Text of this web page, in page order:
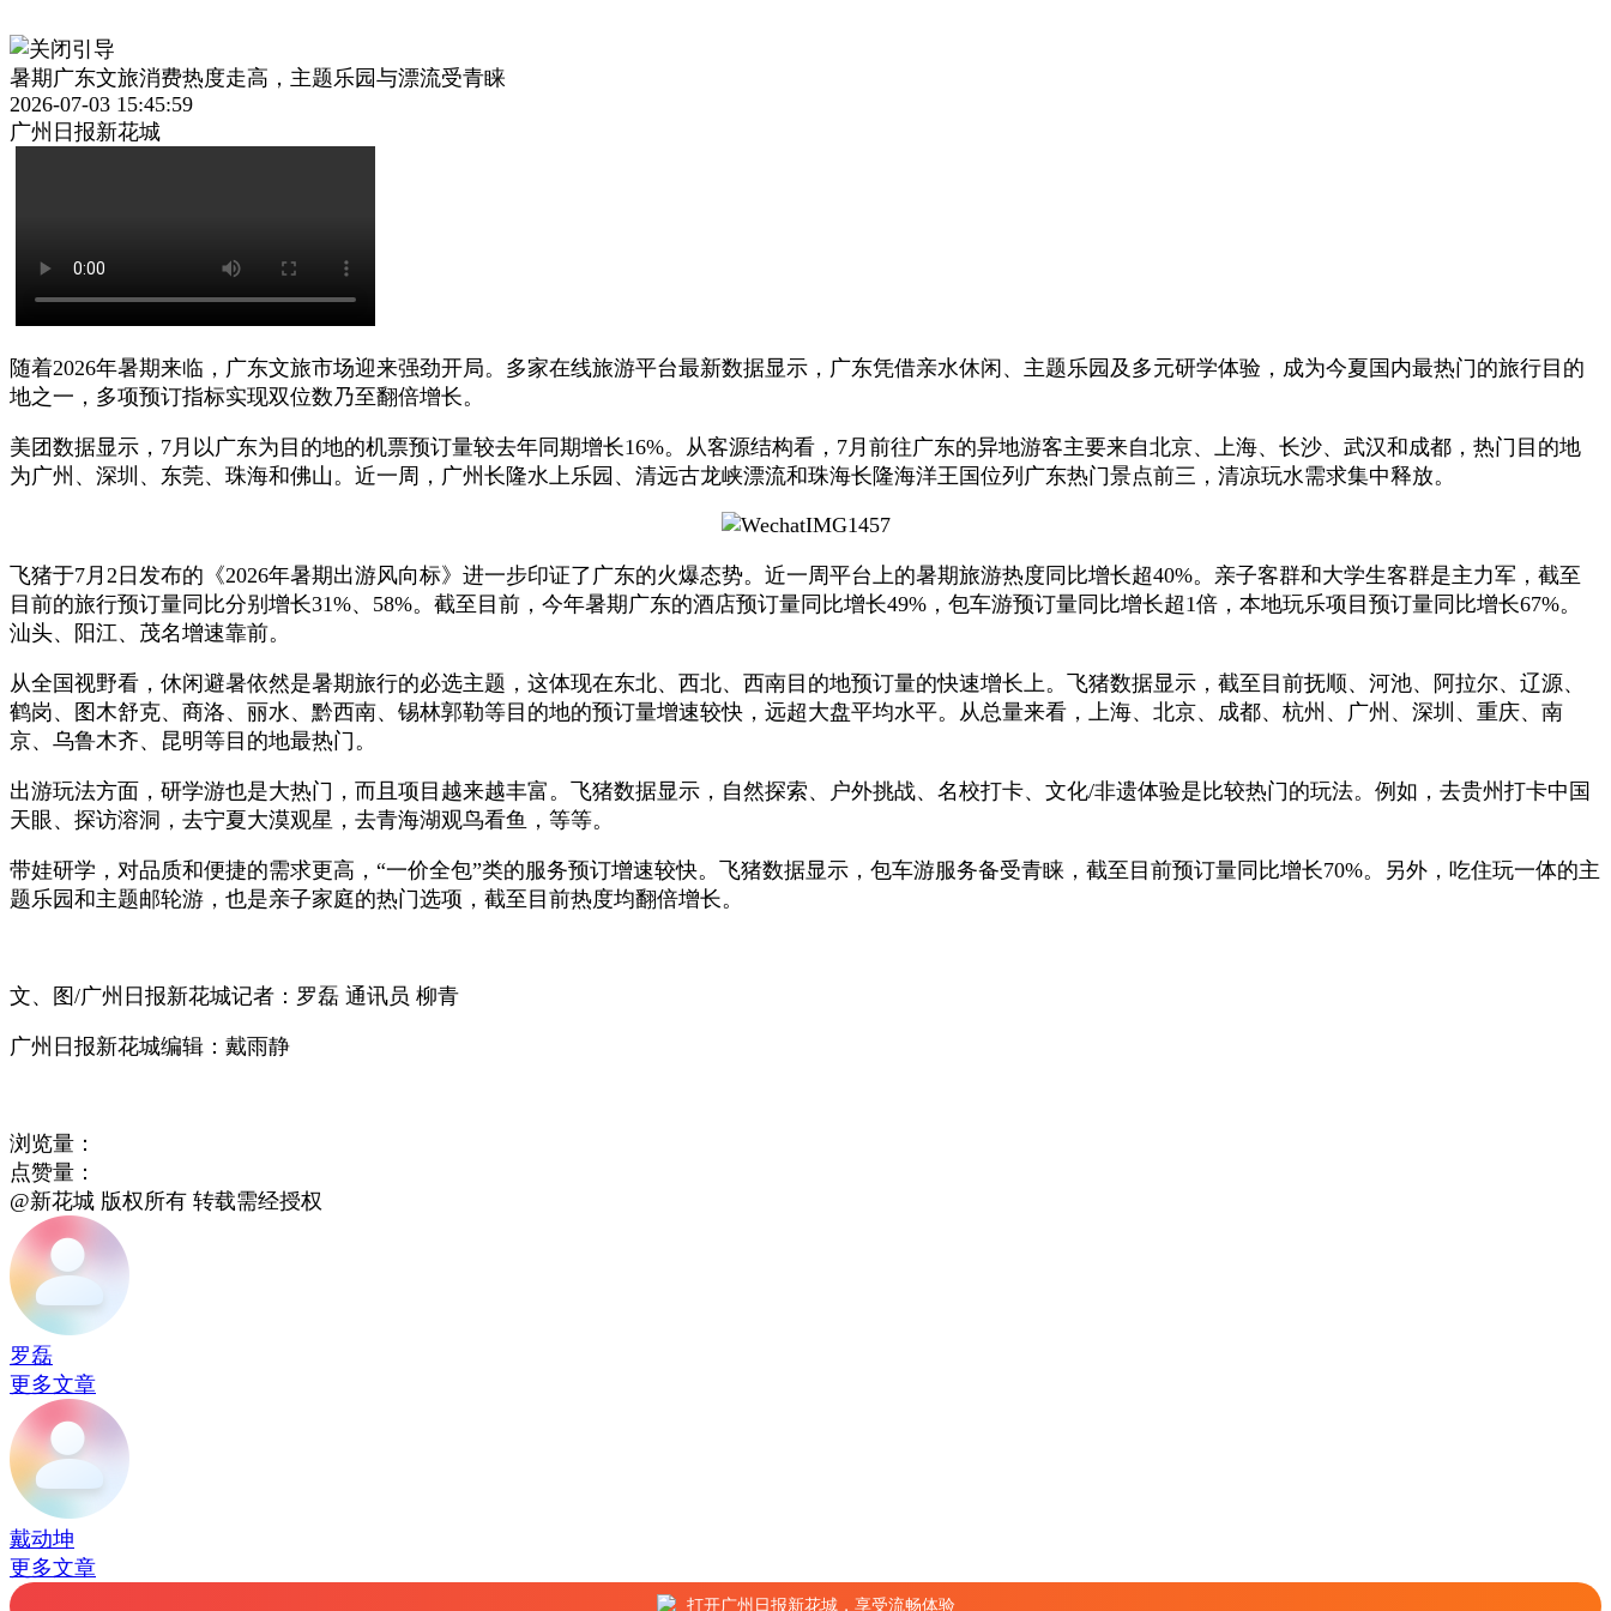
暑期广东文旅消费热度走高，主题乐园与漂流受青睐
2026-07-03 15:45:59
广州日报新花城
随着2026年暑期来临，广东文旅市场迎来强劲开局。多家在线旅游平台最新数据显示，广东凭借亲水休闲、主题乐园及多元研学体验，成为今夏国内最热门的旅行目的
地之一，多项预订指标实现双位数乃至翻倍增长。
美团数据显示，7月以广东为目的地的机票预订量较去年同期增长16%。从客源结构看，7月前往广东的异地游客主要来自北京、上海、长沙、武汉和成都，热门目的地
为广州、深圳、东莞、珠海和佛山。近一周，广州长隆水上乐园、清远古龙峡漂流和珠海长隆海洋王国位列广东热门景点前三，清凉玩水需求集中释放。
飞猪于7月2日发布的《2026年暑期出游风向标》进一步印证了广东的火爆态势。近一周平台上的暑期旅游热度同比增长超40%。亲子客群和大学生客群是主力军，截至
目前的旅行预订量同比分别 增长31%、58%。截至目前，今年暑期广东的酒店预订量同比增长49%，包车游预订量同比增长超1倍，本地玩乐项目预订量同比增长67%。
汕头、阳江、茂名增速靠前。
从全国视野看，休闲避暑依然是暑期旅行的必选主题，这体现在东北、西北、西南目的地预订量的快速增长上。飞猪数据显示，截至目前抚顺、河池、阿拉尔、辽源、
鹤岗、图木舒克、商洛、丽水、黔西南、锡林郭勒等目的地的预订量增速较快，远超大盘平均水平。从总量来看，上海、北京、成都、杭州、广州、深圳、重庆、南
京、乌鲁木齐、昆明等目的地最热门。
出游玩法方面，研学游也是大热门，而且项目越来越丰富。飞猪数据显示，自然探索、户外挑战、名校打卡、文化/非遗体验是比较热门的玩法。例如，去贵州打卡中国
天眼、探访溶洞，去宁夏大漠观星，去青海湖观鸟看鱼，等等。
带娃研学，对品质和便捷的需求更高，“一价全包”类的服务预订增速较快。飞猪数据显示，包车游服务备受青睐，截至目前预订量同比增长70%。另外，吃住玩一体的主
题乐园和主题邮轮游，也是亲子家庭的热门选项，截至目前热度均翻倍增长。
文、图/广州日报新花城记者：罗磊 通讯员 柳青
广州日报新花城编辑：戴雨静
浏览量：
点赞量：
@新花城 版权所有 转载需经授权
罗磊
更多文章
戴动坤
更多文章
打开广州日报新花城，享受流畅体验